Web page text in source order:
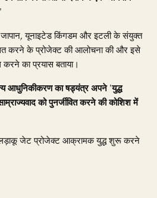
यूनाइटेड किंगडम और इटली के संयुक्त
करने के प्रोजेक्ट की आलोचना की और इसे
करने का प्रयास बताया।
आधुनिकीकरण का षड्यंत्र अपने 'युद्ध
को पुनर्जीवित करने की कोशिश में
लड़ाकू जेट प्रोजेक्ट आक्रामक युद्ध शुरू करने